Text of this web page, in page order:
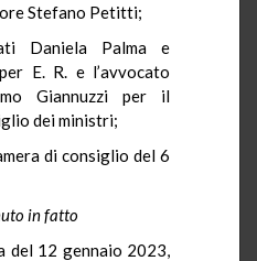
Stefano Petitti;
Daniela Palma e
E. R. e l’avvocato
Giannuzzi per il
dei ministri;
di consiglio del 6
in fatto
del 12 gennaio 2023,